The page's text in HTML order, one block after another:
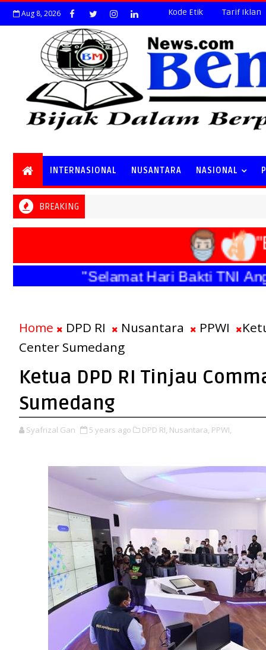
Aug 8, 2026 Kode Etik Tarif Iklan
INTERNASIONAL NUSANTARA NASIONAL
BREAKING
"Selamat Hari Bakti TNI
Home DPD RI Nusantara PPWI
Center Sumedang
Ketua DPD RI Tinjau
Sumedang
Syafrizal Gan 5 years ago DPD RI, Nusantara, PPWI,